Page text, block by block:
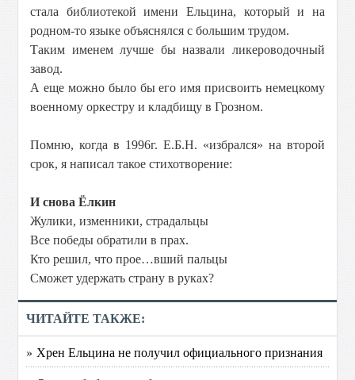
стала библиотекой имени Ельцина, который и на
родном-то языке объяснялся с большим трудом.
Таким именем лучше бы назвали ликероводочный
завод.
А еще можно было бы его имя присвоить немецкому
военному оркестру и кладбищу в Грозном.
Помню, когда в 1996г. Е.Б.Н. «избрался» на второй
срок, я написал такое стихотворение:
И снова Ёлкин
Жулики, изменники, страдальцы
Все победы обратили в прах.
Кто решил, что прое…вший пальцы
Сможет удержать страну в руках?
ЧИТАЙТЕ ТАКЖЕ:
» Хрен Ельцина не получил официального признания